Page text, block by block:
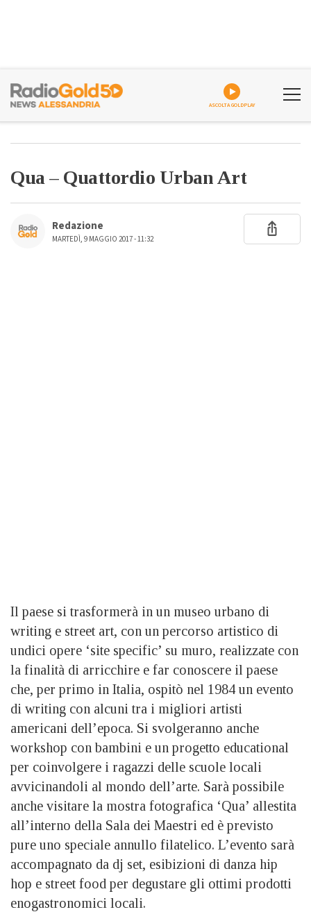
Qua – Quattordio Urban Art
Redazione
MARTEDÌ, 9 MAGGIO 2017 - 11:32
Il paese si trasformerà in un museo urbano di
writing e street art, con un percorso artistico di
undici opere ‘site specific’ su muro, realizzate con
la finalità di arricchire e far conoscere il paese
che, per primo in Italia, ospitò nel 1984 un evento
di writing con alcuni tra i migliori artisti
americani dell’epoca. Si svolgeranno anche
workshop con bambini e un progetto educational
per coinvolgere i ragazzi delle scuole locali
avvicinandoli al mondo dell’arte. Sarà possibile
anche visitare la mostra fotografica ‘Qua’ allestita
all’interno della Sala dei Maestri ed è previsto
pure uno speciale annullo filatelico. L’evento sarà
accompagnato da dj set, esibizioni di danza hip
hop e street food per degustare gli ottimi prodotti
enogastronomici locali.